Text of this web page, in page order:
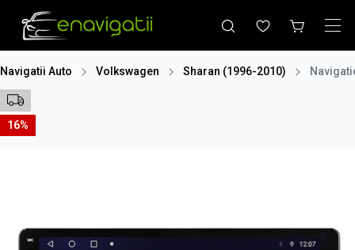
Navigatii Auto Volkswagen Sharan (1996-2010)
16%